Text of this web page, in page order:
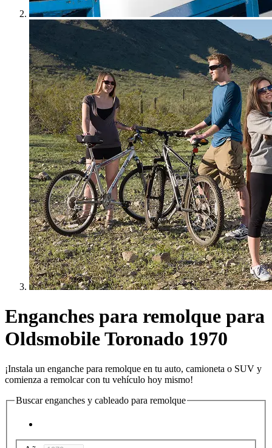
Enganches para remolque para
Oldsmobile Toronado 1970
¡Instala un enganche para remolque en tu auto, camioneta o SUV y
comienza a remolcar con tu vehículo hoy mismo!
Buscar enganches y cableado para remolque